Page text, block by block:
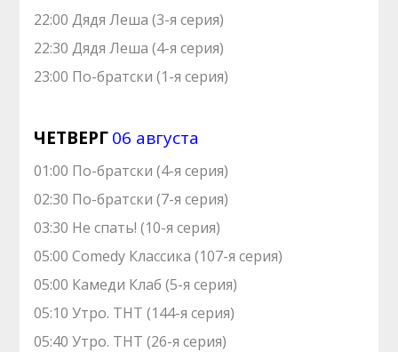
22:00 Дядя Леша (3-я серия)
22:30 Дядя Леша (4-я серия)
23:00 По-братски (1-я серия)
ЧЕТВЕРГ06 августа
01:00 По-братски (4-я серия)
02:30 По-братски (7-я серия)
03:30 Не спать! (10-я серия)
05:00 Comedy Классика (107-я серия)
05:00 Камеди Клаб (5-я серия)
05:10 Утро. ТНТ (144-я серия)
05:40 Утро. ТНТ (26-я серия)